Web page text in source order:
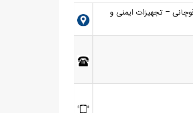
63 و چهارراه موسوی قوچانی – تجهیزات ایمنی و